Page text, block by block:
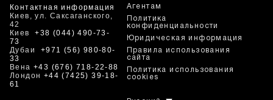
Контактная информация
Киев, ул. Саксаганского,
42
Киев+38 (044) 490-73-
73
Дубаи +971 (56) 980-80-
33
Вена +43 (676) 718-22-88
Лондон +44 (7425) 39-18-
61
Агентам
Политика
конфиденциальности
Юридическая информация
Правила использования
сайта
Политика использования
cookies